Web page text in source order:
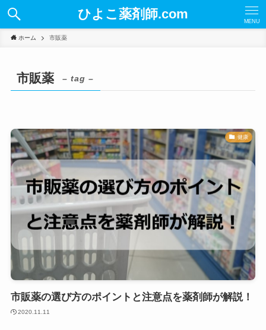
ひよこ薬剤師.com MENU
ホーム 市販薬
市販薬 – tag –
健康
市販薬の選び方のポイントと注意点を薬剤師が解説！
2020.11.11